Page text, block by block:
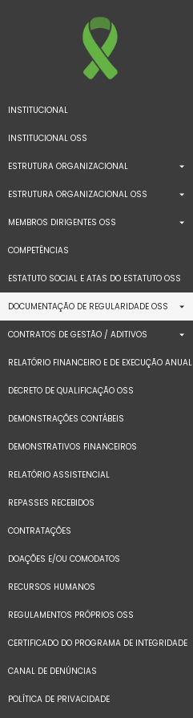
INSTITUCIONAL
INSTITUCIONAL OSS
ESTRUTURA ORGANIZACIONAL
ESTRUTURA ORGANIZACIONAL OSS
MEMBROS DIRIGENTES OSS
COMPETÊNCIAS
ESTATUTO SOCIAL E ATAS DO ESTATUTO OSS
DOCUMENTAÇÃO DE REGULARIDADE OSS
CONTRATOS DE GESTÃO / ADITIVOS
RELATÓRIO FINANCEIRO E DE EXECUÇÃO ANUAL
DECRETO DE QUALIFICAÇÃO OSS
DEMONSTRAÇÕES CONTÁBEIS
DEMONSTRATIVOS FINANCEIROS
RELATÓRIO ASSISTENCIAL
REPASSES RECEBIDOS
CONTRATAÇÕES
DOAÇÕES E/OU COMODATOS
RECURSOS HUMANOS
REGULAMENTOS PRÓPRIOS OSS
CERTIFICADO DO PROGRAMA DE INTEGRIDADE
CANAL DE DENÚNCIAS
POLÍTICA DE PRIVACIDADE